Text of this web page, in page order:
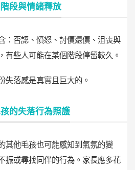
段與情緒釋放
：否認、憤怒、討價還價、沮喪與
有些人可能在某個階段停留較久。
失落感是真實且巨大的。
的失落行為照護
其他毛孩也可能感知到氣氛的變
振或尋找同伴的行為。家長應多花